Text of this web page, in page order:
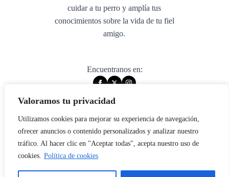
Valoramos tu privacidad
Utilizamos cookies para mejorar su experiencia de navegación,
ofrecer anuncios o contenido personalizados y analizar nuestro
tráfico. Al hacer clic en "Aceptar todas", acepta nuestro uso de
cookies. Política de cookies
cuidar a tu perro y amplía tus
conocimientos sobre la vida de tu fiel
amigo.
Encuentranos en:
© 2025 muywuau. All rights reserved.
Aviso legal
Política de privacidad
Política de cookies